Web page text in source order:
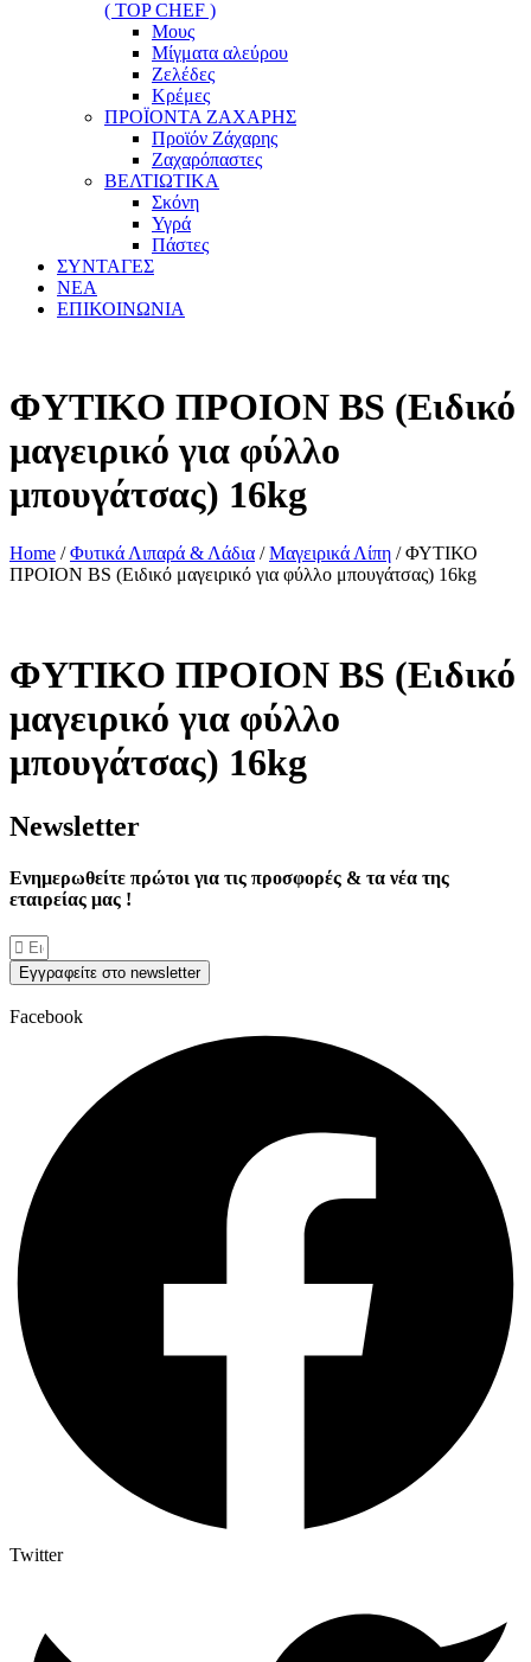
( TOP CHEF )
Μους
Μίγματα αλεύρου
Ζελέδες
Κρέμες
ΠΡΟΪΟΝΤΑ ΖΑΧΑΡΗΣ
Προϊόν Ζάχαρης
Ζαχαρόπαστες
ΒΕΛΤΙΩΤΙΚΑ
Σκόνη
Υγρά
Πάστες
ΣΥΝΤΑΓΕΣ
ΝΕΑ
ΕΠΙΚΟΙΝΩΝΙΑ
ΦΥΤΙΚΟ ΠΡΟΙΟΝ BS (Ειδικό
μαγειρικό για φύλλο
μπουγάτσας) 16kg
Home /Φυτικά Λιπαρά & Λάδια /Μαγειρικά Λίπη / ΦΥΤΙΚΟ
ΠΡΟΙΟΝ BS (Ειδικό μαγειρικό για φύλλο μπουγάτσας) 16kg
ΦΥΤΙΚΟ ΠΡΟΙΟΝ BS (Ειδικό
μαγειρικό για φύλλο
μπουγάτσας) 16kg
Νewsletter
Ενημερωθείτε πρώτοι για τις προσφορές & τα νέα της
εταιρείας μας !
Εγγραφείτε στο newsletter
Facebook
Twitter